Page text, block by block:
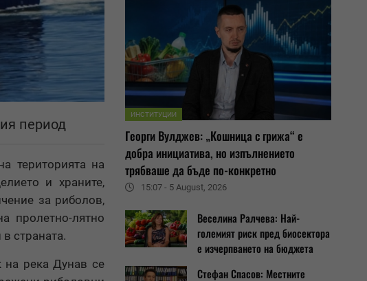
период
територията на
и храните,
за риболов,
пролетно-лятно
страната.
на река Дунав се
ИНСТИТУЦИИ
Георги Вулджев: „Кошница с грижа“ е
добра инициатива, но изпълнението
трябваше да бъде по-конкретно
15:07 - 5 August, 2026
Веселина Ралчева: Най-
големият риск пред биосектора
е изчерпването на бюджета
Стефан Спасов: Местните